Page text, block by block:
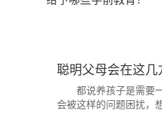
聪明父母会在这
都说养孩子是需要一
会被这样的问题困扰，